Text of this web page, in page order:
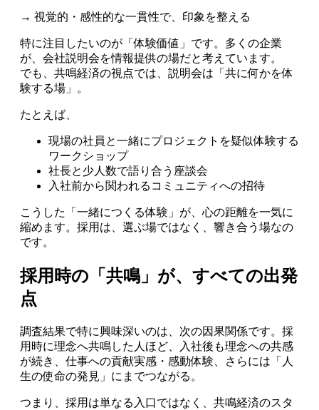
→ 視覚的・感性的な一貫性で、印象を整える
特に注目したいのが「体験価値」です。多くの企業
が、会社説明会を情報提供の場だと考えています。
でも、共鳴経済の視点では、説明会は「共に何かを体
験する場」。
たとえば、
現場の社員と一緒にプロジェクトを疑似体験する
ワークショップ
社長と少人数で語り合う座談会
入社前から関われるコミュニティへの招待
こうした「一緒につくる体験」が、心の距離を一気に
縮めます。採用は、選ぶ場ではなく、響き合う場なの
です。
採用時の「共鳴」が、すべての出発
点
調査結果で特に興味深いのは、次の因果関係です。採
用時に理念へ共鳴した人ほど、入社後も理念への共感
が続き、仕事への貢献実感・感動体験、さらには「人
生の使命の発見」にまでつながる。
つまり、採用は単なる入口ではなく、共鳴経済のスタ